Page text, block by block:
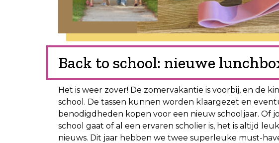
Back to school: nieuwe
Het is weer zover! De zomervakantie is voorbij, en de
school. De tassen kunnen worden klaargezet en
benodigdheden kopen voor een nieuw schooljaar. Of
school gaat of al een ervaren scholier is, het is altijd
nieuws. Dit jaar hebben we twee superleuke must-